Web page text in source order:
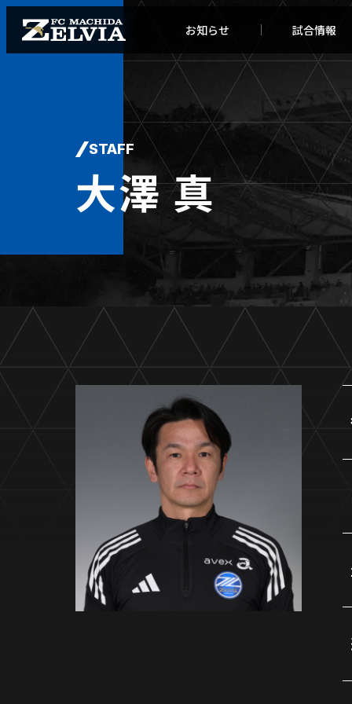
お知らせ 試合情報
TOPチーム
試合情報
チケット
ホームタウン活動
試合情
試合
試合
順位
観戦す
チケッ
チケ
スタ
観戦方
STAFF
大澤 真